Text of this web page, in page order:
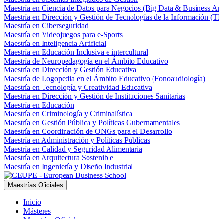
Maestría en Ciencia de Datos para Negocios (Big Data & Business
Maestría en Dirección y Gestión de Tecnologías de la Información
Maestría en Ciberseguridad
Maestría en Videojuegos para e-Sports
Maestría en Inteligencia Artificial
Maestría en Educación Inclusiva e intercultural
Maestría de Neuropedagogía en el Ámbito Educativo
Maestría en Dirección y Gestión Educativa
Maestría de Logopedia en el Ámbito Educativo (Fonoaudiología)
Maestría en Tecnología y Creatividad Educativa
Maestría en Dirección y Gestión de Instituciones Sanitarias
Maestría en Educación
Maestría en Criminología y Criminalística
Maestría en Gestión Pública y Políticas Gubernamentales
Maestría en Coordinación de ONGs para el Desarrollo
Maestría en Administración y Políticas Públicas
Maestría en Calidad y Seguridad Alimentaria
Maestría en Arquitectura Sostenible
Maestría en Ingeniería y Diseño Industrial
Maestrías Oficiales
Inicio
Másteres